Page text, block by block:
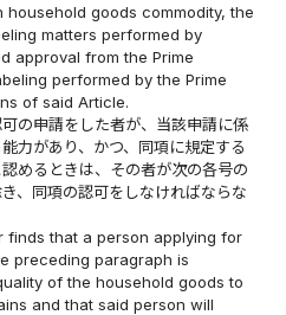
goods commodity, the
matters performed by
approval from the Prime
performed by the Prime
of said Article.
の申請をした者が、当該申請に係
力があり、かつ、同項に規定する
めるときは、その者が次の各号の
、同項の認可をしなければならな
finds that a person applying for
preceding paragraph is
of the household goods to
and that said person will